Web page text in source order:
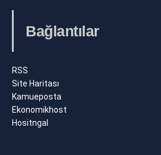
Bağlantılar
RSS
Site Haritası
Kamueposta
Ekonomikhost
Hositngal